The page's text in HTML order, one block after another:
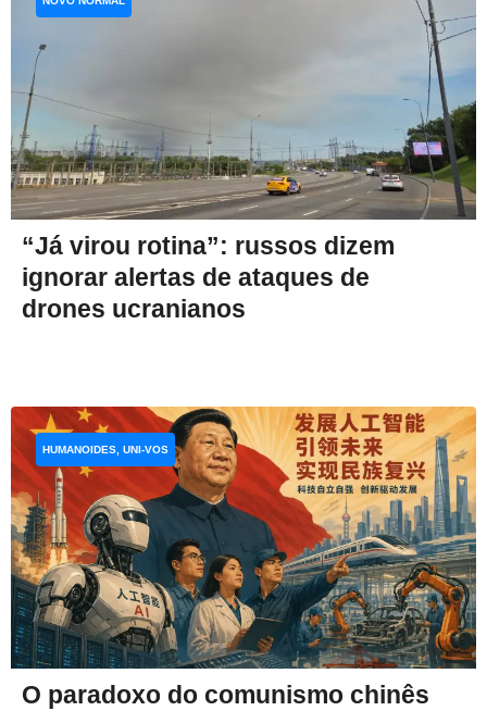
“Já virou rotina”: russos dizem
ignorar alertas de ataques de
drones ucranianos
O paradoxo do comunismo chinês
HUMANOIDES, UNI-VOS